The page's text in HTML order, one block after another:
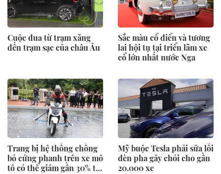
Cuộc đua từ trạm xăng
đến trạm sạc của châu Âu
Sắc màu cổ điển và tương
lai hội tụ tại triển lãm xe
cổ lớn nhất nước Nga
Trang bị hệ thống chống
bó cứng phanh trên xe mô
tô có thể giảm gần 30% tai
Mỹ buộc Tesla phải sửa lỗi
đèn pha gây chói cho gần
20.000 xe